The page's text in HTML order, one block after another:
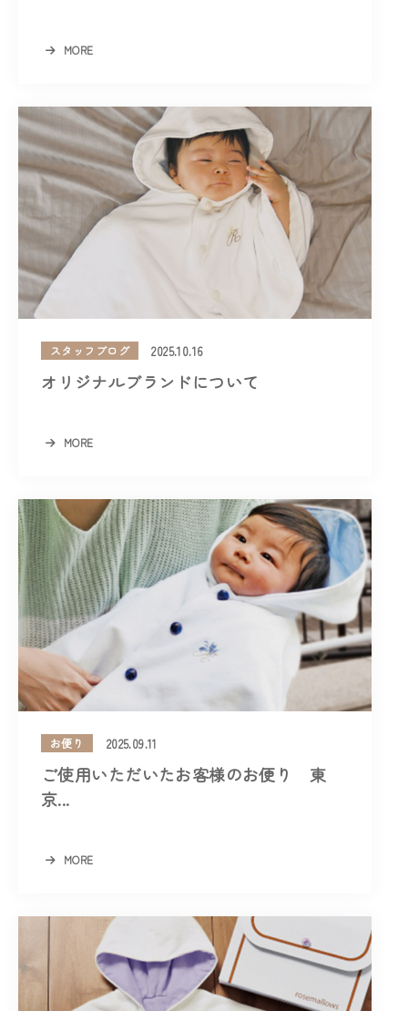
MORE
スタッフブログ 2025.10.16
オリジナルブランドについて
MORE
お便り 2025.09.11
ご使用いただいたお客様のお便り 東
京...
MORE